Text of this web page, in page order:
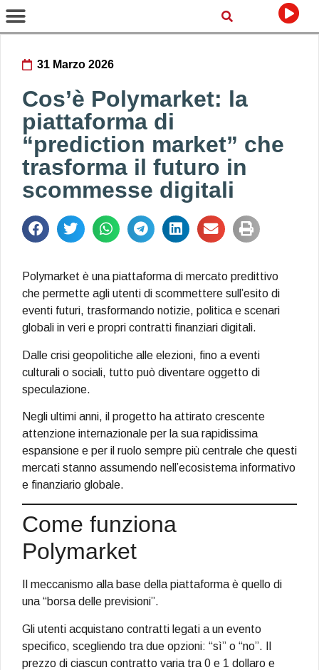
31 Marzo 2026
Cos’è Polymarket: la
piattaforma di
“prediction market” che
trasforma il futuro in
scommesse digitali
Polymarket è una piattaforma di mercato predittivo
che permette agli utenti di scommettere sull’esito di
eventi futuri, trasformando notizie, politica e scenari
globali in veri e propri contratti finanziari digitali.
Dalle crisi geopolitiche alle elezioni, fino a eventi
culturali o sociali, tutto può diventare oggetto di
speculazione.
Negli ultimi anni, il progetto ha attirato crescente
attenzione internazionale per la sua rapidissima
espansione e per il ruolo sempre più centrale che questi
mercati stanno assumendo nell’ecosistema informativo
e finanziario globale.
Come funziona
Polymarket
Il meccanismo alla base della piattaforma è quello di
una “borsa delle previsioni”.
Gli utenti acquistano contratti legati a un evento
specifico, scegliendo tra due opzioni: “sì” o “no”. Il
prezzo di ciascun contratto varia tra 0 e 1 dollaro e